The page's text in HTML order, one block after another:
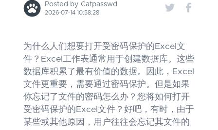
Posted by Catpasswd
2026-07-14 10:58:28
为什么人们想要打开受密码保护的Excel文
件？Excel工作表通常用于创建数据库。这些
数据库积累了最有价值的数据。因此，Excel
文件更重要，需要通过密码保护。但是如果
你忘记了文件的密码怎么办？您将如何打开
受密码保护的Excel文件？好吧，有时，由于
某些或其他原因，用户往往会忘记其文件的